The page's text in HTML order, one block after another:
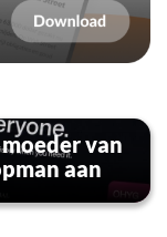
van
aan